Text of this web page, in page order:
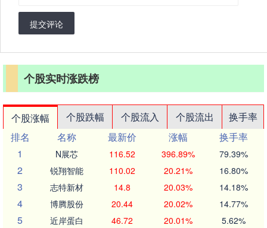
提交评论
个股实时涨跌榜
个股涨幅 个股跌幅 个股流入 个股流出
换手率
排名
名称 最新价 涨幅
换手率
1
N展芯 116.52 396.89% 79.39%
2 锐翔智能 110.02 20.21% 16.80%
3 志特新材 14.8 20.03% 14.18%
4 博腾股份 20.44 20.02% 14.77%
5 近岸蛋白 46.72 20.01% 5.62%